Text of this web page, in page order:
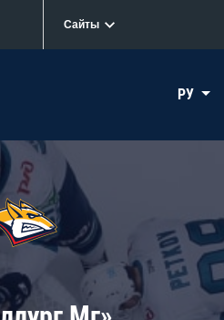
Сайты
РУ